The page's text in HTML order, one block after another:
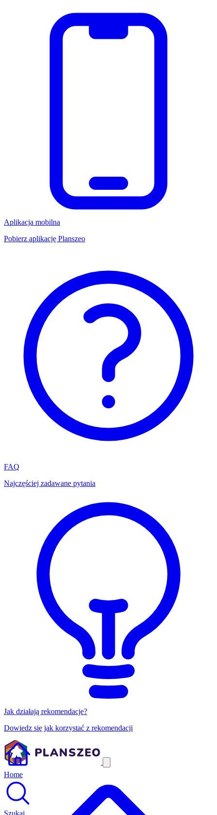
Aplikacja mobilna
Pobierz aplikację Planszeo
FAQ
Najczęściej zadawane pytania
Jak działają rekomendacje?
Dowiedz się jak korzystać z rekomendacji
Home
Szukaj